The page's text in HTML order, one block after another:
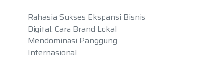
Rahasia Sukses Ekspansi Bisnis
Digital: Cara Brand Lokal
Mendominasi Panggung
Internasional